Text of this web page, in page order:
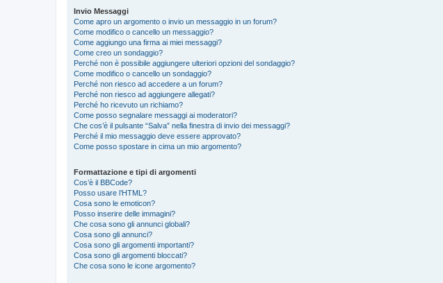
Invio Messaggi
Come apro un argomento o invio un messaggio in un forum?
Come modifico o cancello un messaggio?
Come aggiungo una firma ai miei messaggi?
Come creo un sondaggio?
Perché non è possibile aggiungere ulteriori opzioni del sondaggio?
Come modifico o cancello un sondaggio?
Perché non riesco ad accedere a un forum?
Perché non riesco ad aggiungere allegati?
Perché ho ricevuto un richiamo?
Come posso segnalare messaggi ai moderatori?
Che cos’è il pulsante “Salva” nella finestra di invio dei messaggi?
Perché il mio messaggio deve essere approvato?
Come posso spostare in cima un mio argomento?
Formattazione e tipi di argomenti
Cos’è il BBCode?
Posso usare l’HTML?
Cosa sono le emoticon?
Posso inserire delle immagini?
Che cosa sono gli annunci globali?
Cosa sono gli annunci?
Cosa sono gli argomenti importanti?
Cosa sono gli argomenti bloccati?
Che cosa sono le icone argomento?